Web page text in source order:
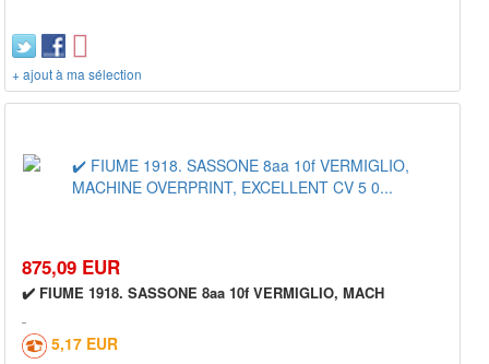
+ ajout à ma sélection
875,09 EUR
✔️ FIUME 1918. SASSONE 8aa 10f VERMIGLIO, MACH
5,17 EUR